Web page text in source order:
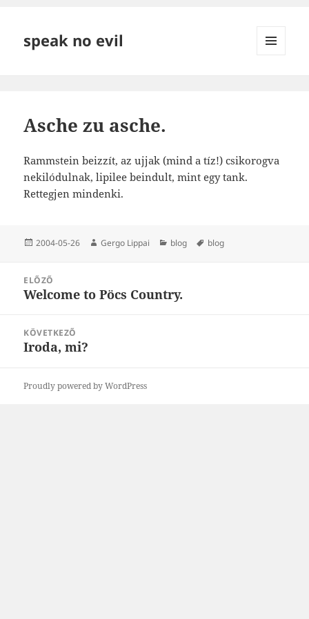
speak no evil
Asche zu asche.
Rammstein beizzít, az ujjak (mind a tíz!) csikorogva
nekilódulnak, lipilee beindult, mint egy tank.
Rettegjen mindenki.
Közzétéve
2004-05-26 Szerző
Gergo Lippai Kategória
blog Címke
blog
navigáció
ELŐZŐ
Korábbi
Welcome to Pöcs Country.
KÖVETKEZŐ
Következő
Iroda, mi?
Proudly powered by WordPress